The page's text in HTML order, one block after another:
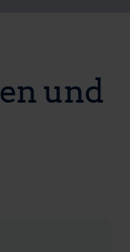
und